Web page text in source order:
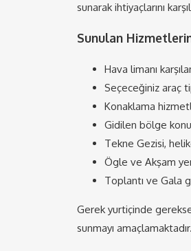
sunarak ihtiyaçlarını
Sunulan
Hava limanı
Seçeceğiniz araç
Konaklama
Gidilen bölge
Tekne Gezisi,
Ögle ve Akşam
Toplantı ve Gala
Gerek yurtiçinde
sunmayı amaçlamaktadır.